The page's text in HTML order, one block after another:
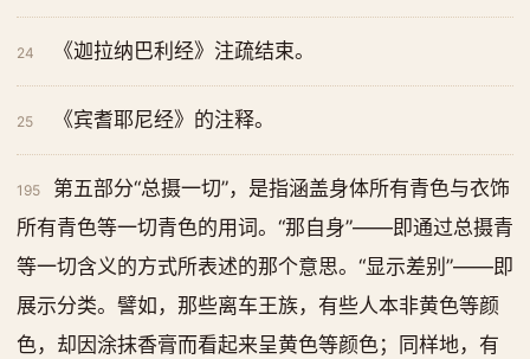
24 《迦拉纳巴利经》注疏结束。
25 《宾耆耶尼经》的注释。
195
第五部分“总摄一切”，是指涵盖身体所有青色与衣饰
所有青色等一切青色的用词。“那自身”——即通过总摄青
等一切含义的方式所表述的那个意思。“显示差别”——即
展示分类。譬如，那些离车王族，有些人本非黄色等颜
色，却因涂抹香膏而看起来呈黄色等颜色；同样地，有